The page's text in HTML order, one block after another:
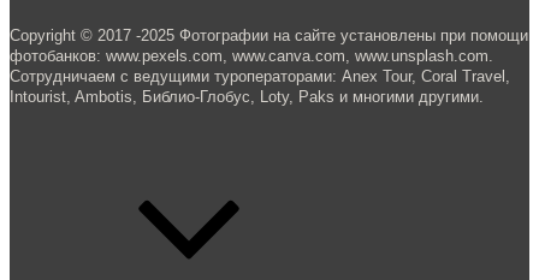
Copyright © 2017 -2025 Фотографии на сайте установлены при помощи
фотобанков: www.pexels.com, www.canva.com, www.unsplash.com.
Сотрудничаем с ведущими туроператорами: Anex Tour, Coral Travel,
Intourist, Ambotis, Библио-Глобус, Loty, Paks и многими другими.